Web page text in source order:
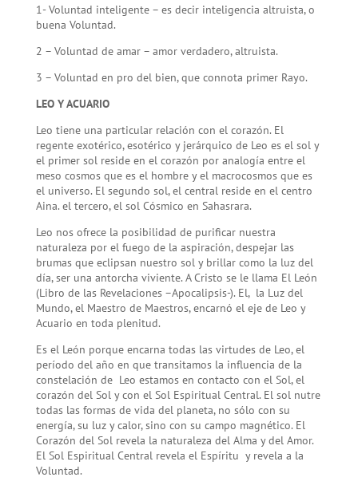
1- Voluntad inteligente – es decir inteligencia altruista, o
buena Voluntad.
2 – Voluntad de amar – amor verdadero, altruista.
3 – Voluntad en pro del bien, que connota primer Rayo.
LEO Y ACUARIO
Leo tiene una particular relación con el corazón. El
regente exotérico, esotérico y jerárquico de Leo es el sol y
el primer sol reside en el corazón por analogía entre el
meso cosmos que es el hombre y el macrocosmos que es
el universo. El segundo sol, el central reside en el centro
Aina. el tercero, el sol Cósmico en Sahasrara.
Leo nos ofrece la posibilidad de purificar nuestra
naturaleza por el fuego de la aspiración, despejar las
brumas que eclipsan nuestro sol y brillar como la luz del
día, ser una antorcha viviente. A Cristo se le llama El León
(Libro de las Revelaciones –Apocalipsis-). El, la Luz del
Mundo, el Maestro de Maestros, encarnó el eje de Leo y
Acuario en toda plenitud.
Es el León porque encarna todas las virtudes de Leo, el
período del año en que transitamos la influencia de la
constelación de Leo estamos en contacto con el Sol, el
corazón del Sol y con el Sol Espiritual Central. El sol nutre
todas las formas de vida del planeta, no sólo con su
energía, su luz y calor, sino con su campo magnético. El
Corazón del Sol revela la naturaleza del Alma y del Amor.
El Sol Espiritual Central revela el Espíritu y revela a la
Voluntad.